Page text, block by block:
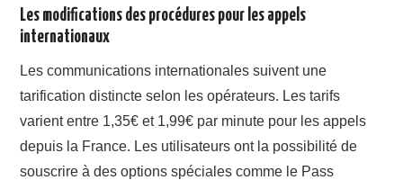
Les modifications des procédures pour les appels
internationaux
Les communications internationales suivent une
tarification distincte selon les opérateurs. Les tarifs
varient entre 1,35€ et 1,99€ par minute pour les appels
depuis la France. Les utilisateurs ont la possibilité de
souscrire à des options spéciales comme le Pass